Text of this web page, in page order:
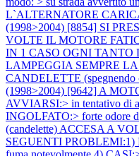
L`ALTERNATORE CARICA
(1998>2004) [8854] SI
VOLTE IL MOTORE
IN 1 CASO OGNI TANTO
LAMPEGGIA SEMPRE LA
CANDELETTE (spegnendo
(1998>2004) [9642] A
AVVIARSI:> in tentativo di
INGOLFATO:> forte odore
(candelette) ACCESA A
SEGUENTI PROBLEMI:1)